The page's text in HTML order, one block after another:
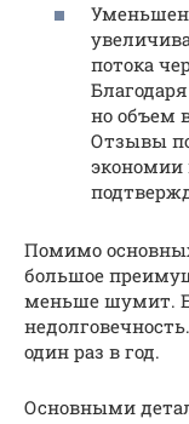
потока
но объем
Отзывы
экономии
Помимо
большое
меньше шумит.
один раз в год.
Основными